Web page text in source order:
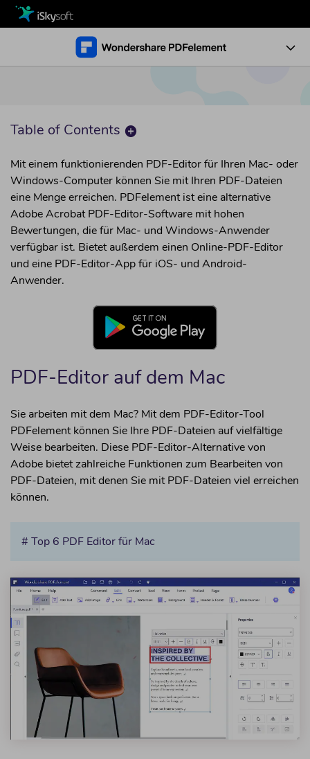
Design
Download
Store
Support
PDF konvertieren Anleitung
PDF-Leitfaden erstellen
OCR-PDF-Leitfaden
PDF-Leitfaden redigieren
Benutzerhandbuch >
• Bild zu PDF hinzufügen
• Zeichnen auf PDF
• Textfarbe in PDF ändern
PDF konvertieren
• PDF in Schwarz-Weiß konvertieren
• PDF in JPG konvertieren
• PDF-Editor
• PDF-Auszeichnung
• Anmerkungen zu PDF hinzufügen
Werkzeuge
• PDF komprimieren
• PDF-Drucker
Table of Contents
Mit einem funktionierenden PDF-Editor für Ihren Mac- oder
Windows-Computer können Sie mit Ihren PDF-Dateien
eine Menge erreichen. PDFelement ist eine alternative
Adobe Acrobat PDF-Editor-Software mit hohen
Bewertungen, die für Mac- und Windows-Anwender
verfügbar ist. Bietet außerdem einen Online-PDF-Editor
und eine PDF-Editor-App für iOS- und Android-
Anwender.
PDF-Editor auf dem Mac
Sie arbeiten mit dem Mac? Mit dem PDF-Editor-Tool
PDFelement können Sie Ihre PDF-Dateien auf vielfältige
Weise bearbeiten. Diese PDF-Editor-Alternative von
Adobe bietet zahlreiche Funktionen zum Bearbeiten von
PDF-Dateien, mit denen Sie mit PDF-Dateien viel erreichen
können.
# Top 6 PDF Editor für Mac